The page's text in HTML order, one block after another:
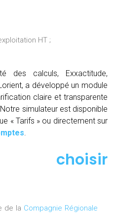
HT ;
des calculs, Exxactitude,
a développé un module
claire et transparente
simulateur est disponible
« Tarifs » ou directement sur
.
choisir
de la Compagnie Régionale